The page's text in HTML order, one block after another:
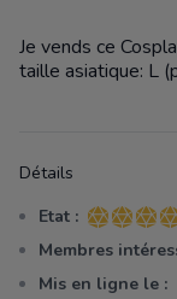
Description
Je vends ce
taille asiatique: L
Détails
Etat : 5 sur 5
Membres
Mis en ligne le :